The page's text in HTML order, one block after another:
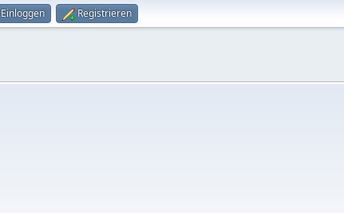
Einloggen Registrieren